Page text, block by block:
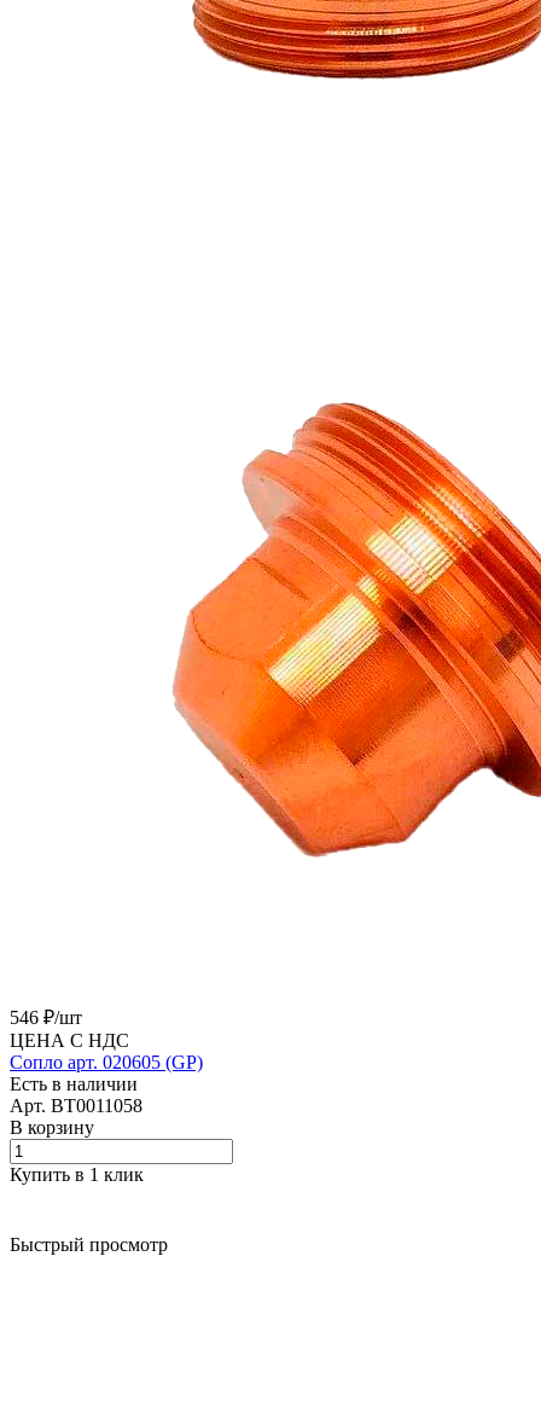
546 ₽/шт
ЦЕНА С НДС
Сопло арт. 020605 (GP)
Есть в наличии
Арт. BT0011058
В корзину
Купить в 1 клик
Быстрый просмотр